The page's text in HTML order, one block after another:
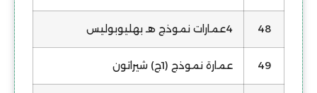
48 4عمارات نموذج هـ بهليوبوليس
49 عمارة نموذج (1ج) شيراتون